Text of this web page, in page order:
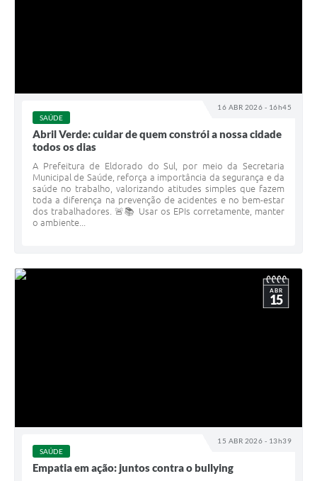
16 ABR 2026 - 16h45
SAÚDE
Abril Verde: cuidar de quem constrói a nossa cidade
todos os dias
A Prefeitura de Eldorado do Sul, por meio da Secretaria
Municipal de Saúde, reforça a importância da segurança e da
saúde no trabalho, valorizando atitudes simples que fazem
toda a diferença na prevenção de acidentes e no bem-estar
dos trabalhadores. 🚨📚 Usar os EPIs corretamente, manter
o ambiente...
15 ABR 2026 - 13h39
ABR
15
SAÚDE
Empatia em ação: juntos contra o bullying